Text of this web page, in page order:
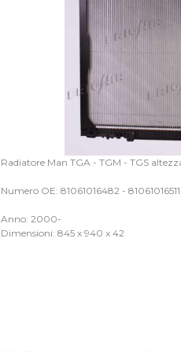
Radiatore Man TGA - TGM - TGS
Numero OE: 81061016482 - 81061016511
Anno: 2000-
Dimensioni: 845 x 940 x 42